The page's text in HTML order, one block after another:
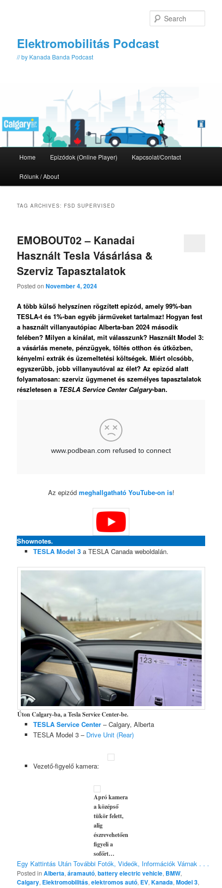
Elektromobilitás Podcast
// by Kanada Banda Podcast
Home Epizódok (Online Player) Kapcsolat/Contact
Rólunk / About
TAG ARCHIVES: FSD SUPERVISED
EMOBOUT02 – Kanadai
Használt Tesla Vásárlása &
Szerviz Tapasztalatok
Posted onNovember 4, 2024
A több külső helyszínen rögzített epizód, amely 99%-ban
TESLA-t és 1%-ban egyéb járműveket tartalmaz! Hogyan fest
a használt villanyautópiac Alberta-ban 2024 második
felében? Milyen a kínálat, mit válasszunk? Használt Model 3:
a vásárlás menete, pénzügyek, töltés otthon és útközben,
kényelmi extrák és üzemeltetési költségek. Miért olcsóbb,
egyszerűbb, jobb villanyautóval az élet? Az epizód alatt
folyamatosan: szerviz ügymenet és személyes tapasztalatok
részletesen a TESLA Service Center Calgary-ban.
Az epizód meghallgatható YouTube-on is!
Shownotes.
TESLA Model 3a TESLA Canada weboldalán.
Úton Calgary-ba, a Tesla Service Center-be.
TESLA Service Center– Calgary, Alberta
TESLA Model 3 – Drive Unit (Rear)
Vezető-figyelő kamera:
Apró kamera
a középső
tükör felett,
alig
észrevehetően
figyeli a
sofőrt…
Egy Kattintás Után További Fotók, Videók, Információk Várnak . . .
Posted in Alberta,áramautó,battery electric vehicle, BMW,
Calgary, Elektromobilitás,elektromos autó, EV,Kanada,Model 3,